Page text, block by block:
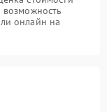
возможность
онлайн на